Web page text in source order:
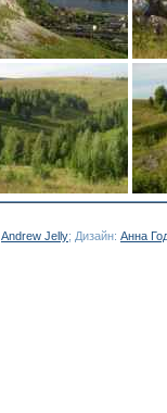
Andrew Jelly; Дизайн: Анна